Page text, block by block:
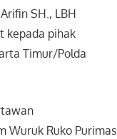
SH., LBH
kepada pihak
Timur/Polda
Wuruk Ruko Purimas